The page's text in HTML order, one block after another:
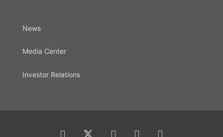
News
Media Center
Investor Relations